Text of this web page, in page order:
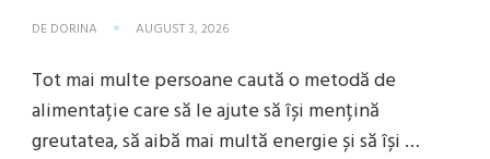
DE DORINA AUGUST 3, 2026
Tot mai multe persoane caută o metodă de
alimentație care să le ajute să își mențină
greutatea, să aibă mai multă energie și să își …